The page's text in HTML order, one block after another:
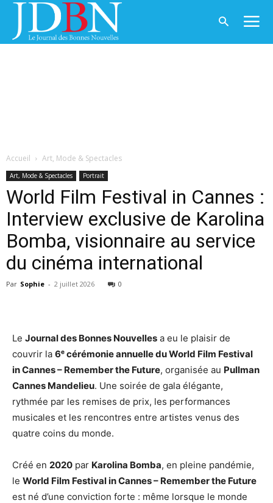
Accueil Art, Mode & Spectacles
Art, Mode & Spectacles Portrait
World Film Festival in Cannes :
Interview exclusive de Karolina
Bomba, visionnaire au service
du cinéma international
Par Sophie - 2 juillet 2026 0
Le Journal des Bonnes Nouvelles a eu le plaisir de
couvrir la 6ᵉ cérémonie annuelle du World Film Festival
in Cannes – Remember the Future, organisée au Pullman
Cannes Mandelieu. Une soirée de gala élégante,
rythmée par les remises de prix, les performances
musicales et les rencontres entre artistes venus des
quatre coins du monde.
Créé en 2020 par Karolina Bomba, en pleine pandémie,
le World Film Festival in Cannes – Remember the Future
est né d’une conviction forte : même lorsque le monde